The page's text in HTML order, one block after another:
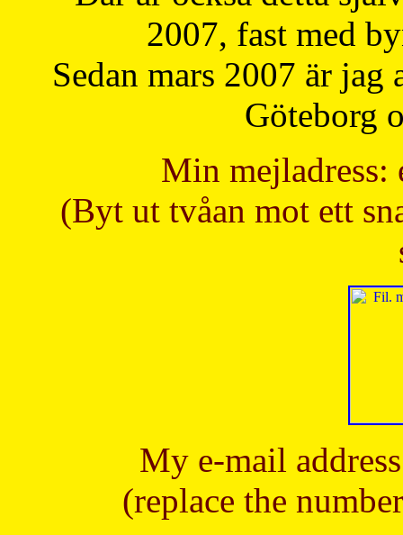
2007, fast med
Sedan mars 2007 är
Göteborg
Min mejladress:
(Byt ut tvåan mot ett
My e-mail
(replace the